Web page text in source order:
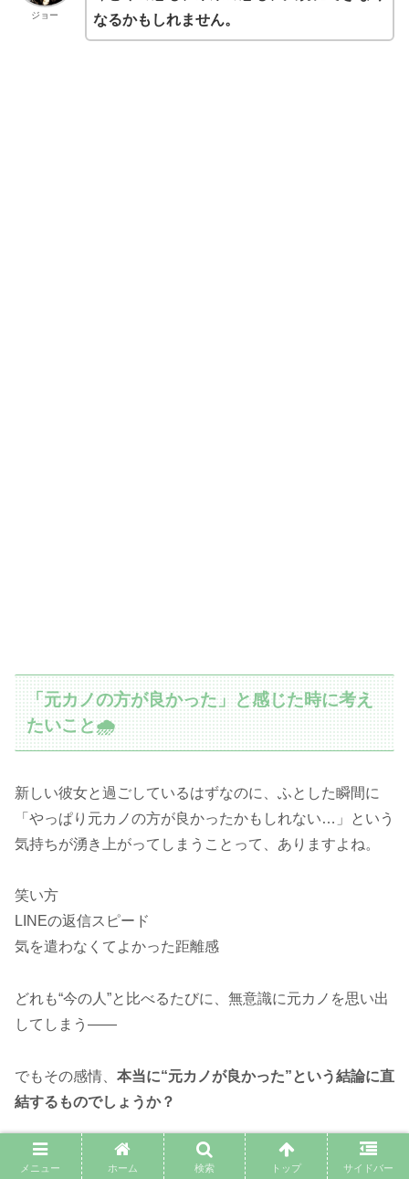
ジョー
なるかもしれません。
「元カノの方が良かった」と感じた時に考え
たいこと🌧️
新しい彼女と過ごしているはずなのに、ふとした瞬間に
「やっぱり元カノの方が良かったかもしれない…」という
気持ちが湧き上がってしまうことって、ありますよね。
笑い方
LINEの返信スピード
気を遣わなくてよかった距離感
どれも“今の人”と比べるたびに、無意識に元カノを思い出
してしまう――
でもその感情、 本当に“元カノが良かった”という結論に直
結するものでしょうか？
ここでは、その感情を少しだけ掘り下げなが
メニュー ホーム 検索 トップ サイドバー